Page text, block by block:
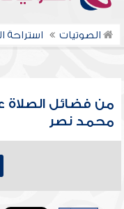
الصوتيات استراحة
من فضائل الصلاة
محمد نصر